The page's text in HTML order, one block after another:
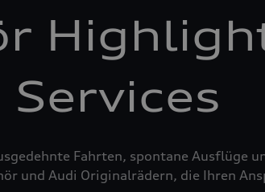
Services
Fahrten, spontane Ausflüge
und Audi Originalrädern, die Ihren